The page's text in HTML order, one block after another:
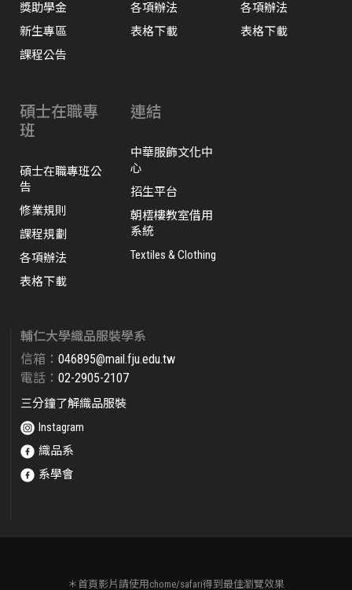
獎助學金
新生專區
課程公告
各項辦法
表格下載
各項辦法
表格下載
碩士在職專
班
碩士在職專班公
告
修業規則
課程規劃
各項辦法
表格下載
連結
中華服飾文化中
心
招生平台
朝橒樓教室借用
系統
Textiles & Clothing
輔仁大學織品服裝學系
信箱： 046895@mail.fju.edu.tw​
電話： 02-2905-2107
三分鐘了解織品服裝
Instagram
織品系
系學會
＊首頁影片請使用chome/safari得到最佳瀏覽效果